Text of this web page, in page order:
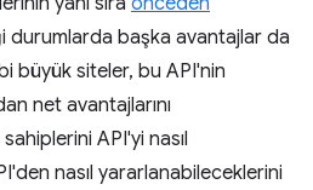
durumlarda başka avantajlar da
büyük siteler, bu API'nin
net avantajlarını
API'yi nasıl
nasıl yararlanabileceklerini